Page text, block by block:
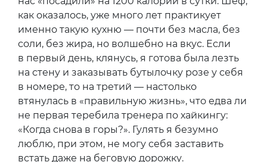
как оказалось, уже много лет практикует
именно такую кухню — почти без масла, без
соли, без жира, но волшебно на вкус. Если
в первый день, клянусь, я готова была лезть
на стену и заказывать бутылочку розе у себя
в номере, то на третий — настолько
втянулась в «правильную жизнь», что едва ли
не первая теребила тренера по хайкингу:
«Когда снова в горы?». Гулять я безумно
люблю, при этом, не могу себя заставить
встать даже на беговую дорожку.